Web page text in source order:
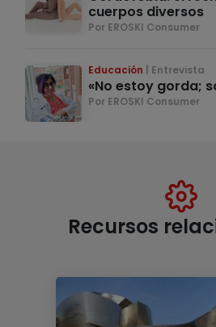
cuerpos diversos
Por EROSKI Consumer
Educación Entrevista
«No estoy gorda;
Por EROSKI Consumer
Recursos